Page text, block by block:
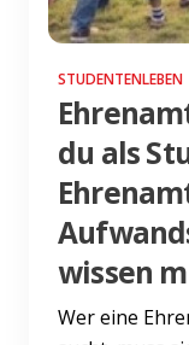
STUDENTENLEBEN
du als
wissen
Wer eine